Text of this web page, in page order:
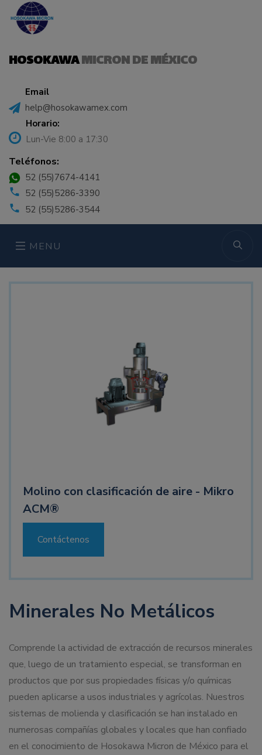
HOSOKAWAMICRON DE MÉXICO
Email
help@hosokawamex.com
Horario:
Lun-Vie 8:00 a 17:30
Teléfonos:
52 (55)7674-4141
52 (55)5286-3390
52 (55)5286-3544
MENU
Molino con clasificación de aire - Mikro
ACM®
Contáctenos
Minerales No Metálicos
Comprende la actividad de extracción de recursos minerales
que, luego de un tratamiento especial, se transforman en
productos que por sus propiedades físicas y/o químicas
pueden aplicarse a usos industriales y agrícolas. Nuestros
sistemas de molienda y clasificación se han instalado en
numerosas compañías globales y locales que han confiado
en el conocimiento de Hosokawa Micron de México para el